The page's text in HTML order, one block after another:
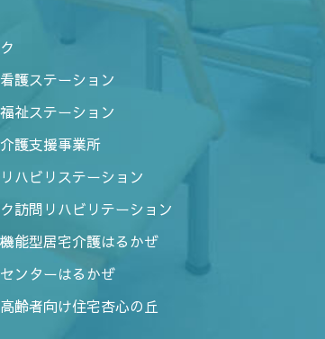
護ステーション
祉ステーション
護支援事業所
ハビリステーション
訪問リハビリテーション
能型居宅介護はるかぜ
ンターはるかぜ
齢者向け住宅杏心の丘